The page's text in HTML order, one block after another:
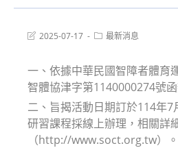
Post2025-07-17
Post最新消息
一、依據中華民國智障者體育
智體協津字第1140000274號函
二、旨揭活動日期訂於114年7
研習課程採線上辦理，相關詳
（http://www.soct.org.tw）。